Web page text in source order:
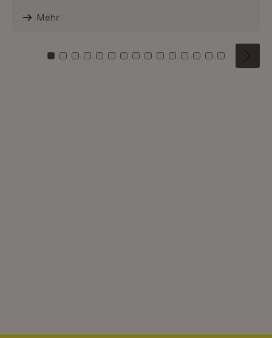
Mehr
Zu Kachel: 0
Zu Kachel: 1
Zu Kachel: 2
Zu Kachel: 3
Zu Kachel: 4
Zu Kachel: 5
Zu Kachel: 6
Zu Kachel: 7
Zu Kachel: 8
Zu Kachel: 9
Zu Kachel: 10
Zu Kachel: 11
Zu Kachel: 12
Zu Kachel:
Zu